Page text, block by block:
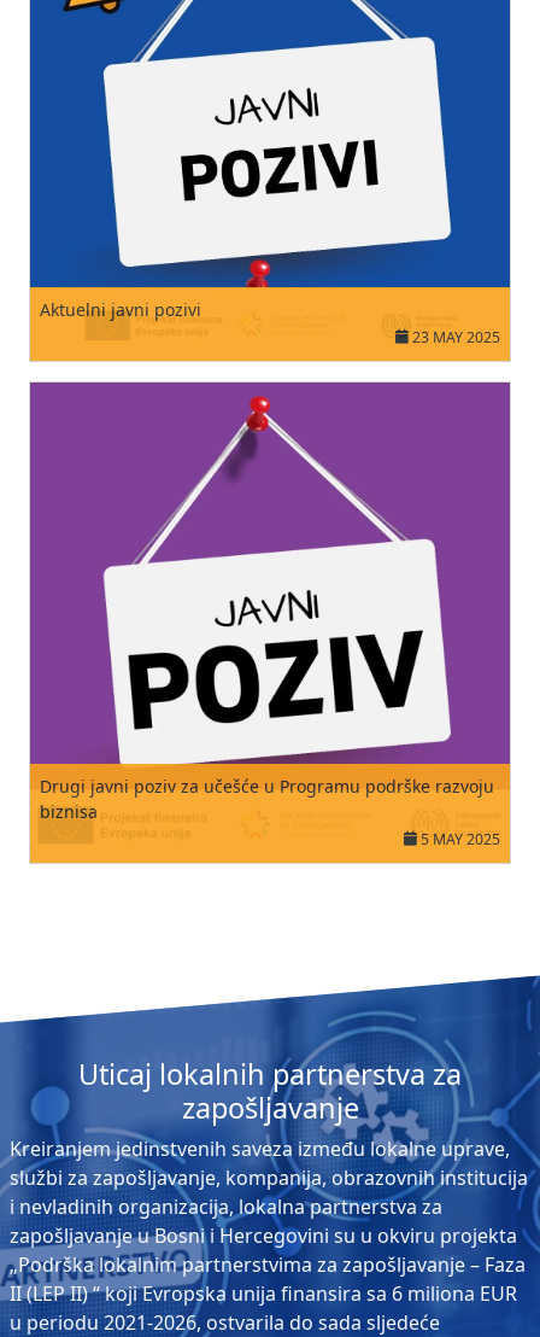
Aktuelni javni pozivi
23 MAY 2025
Drugi javni poziv za učešće u Programu podrške razvoju
biznisa
5 MAY 2025
Uticaj lokalnih partnerstva za
zapošljavanje
Kreiranjem jedinstvenih saveza između lokalne uprave,
službi za zapošljavanje, kompanija, obrazovnih institucija
i nevladinih organizacija, lokalna partnerstva za
zapošljavanje u Bosni i Hercegovini su u okviru projekta
„Podrška lokalnim partnerstvima za zapošljavanje – Faza
II (LEP II) “ koji Evropska unija finansira sa 6 miliona EUR
u periodu 2021-2026, ostvarila do sada sljedeće